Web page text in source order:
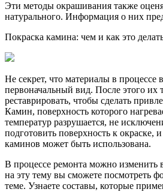
Эти методы окрашивания также
натурального. Информация о них
Покраска камина: чем и как это
Не секрет, что материалы в процессе
первоначальный вид. После этого их
реставрировать, чтобы сделать
Камин, поверхность которого
температур разрушается, не
подготовить поверхность к окраске,
каминов может быть использована.
В процессе ремонта можно изменить
на эту тему вы сможете посмотреть
теме. Узнаете составы, которые